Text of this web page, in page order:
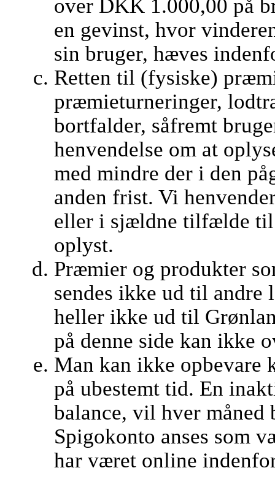
over DKK 1.000,00 på
en gevinst, hvor
sin bruger, hæves
Retten til (fysiske)
præmieturneringer,
bortfalder, såfremt
henvendelse om at
med mindre der i den
anden frist. Vi
eller i sjældne tilfælde til
oplyst.
Præmier og produkter
sendes ikke ud til andre
heller ikke ud til
på denne side kan ikke
Man kan ikke opbevare
på ubestemt tid. En
balance, vil hver
Spigokonto anses som
har været online